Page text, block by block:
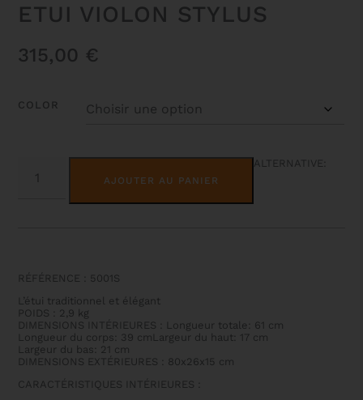
ETUI VIOLON STYLUS
315,00 €
COLOR
QUANTITÉ
AJOUTER AU PANIER
ALTERNATIVE:
RÉFÉRENCE : 5001S
L’étui traditionnel et élégant
POIDS : 2,9 kg
DIMENSIONS INTÉRIEURES : Longueur totale: 61 cm
Longueur du corps: 39 cmLargeur du haut: 17 cm
Largeur du bas: 21 cm
DIMENSIONS EXTÉRIEURES : 80x26x15 cm
CARACTÉRISTIQUES INTÉRIEURES :